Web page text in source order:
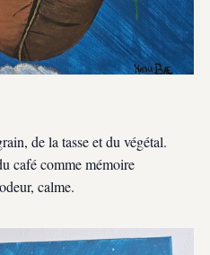
de la tasse et du végétal.
café comme mémoire
calme.